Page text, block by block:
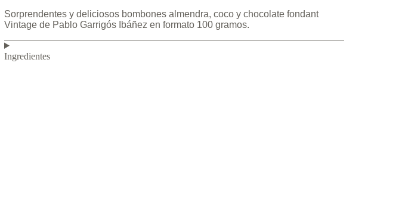
Sorprendentes y deliciosos bombones almendra, coco y chocolate fondant
Vintage de Pablo Garrigós Ibáñez en formato 100 gramos.
Ingredientes